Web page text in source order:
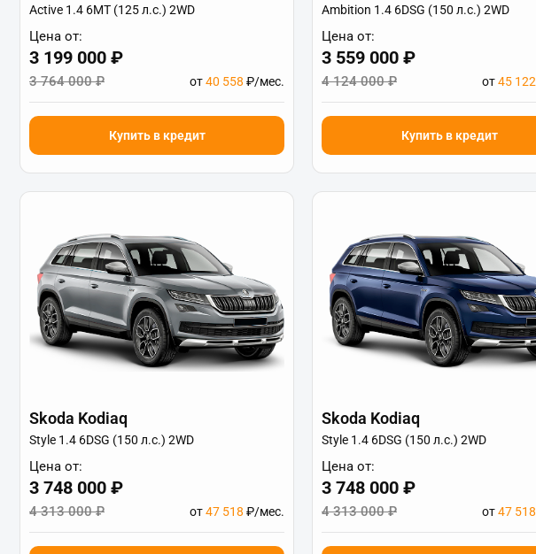
Active 1.4 6МТ (125 л.с.) 2WD
Цена от:
3 199 000 ₽
3 764 000 ₽ от40 558 ₽/мес.
Купить в кредит
Ambition 1.4 6DSG (150 л.с.) 2WD
Цена от:
3 559 000 ₽
4 124 000 ₽ от45 122
Купить в кредит
Skoda Kodiaq
Style 1.4 6DSG (150 л.с.) 2WD
Цена от:
3 748 000 ₽
4 313 000 ₽ от47 518 ₽/мес.
Skoda Kodiaq
Style 1.4 6DSG (150 л.с.) 2WD
Цена от:
3 748 000 ₽
4 313 000 ₽ от47 518